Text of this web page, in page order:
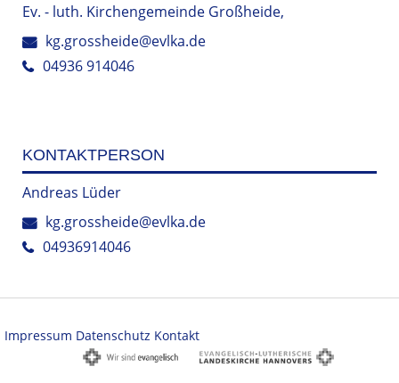
Ev. - luth. Kirchengemeinde Großheide,
kg.grossheide@evlka.de
04936 914046
KONTAKTPERSON
Andreas Lüder
kg.grossheide@evlka.de
04936914046
Impressum Datenschutz Kontakt